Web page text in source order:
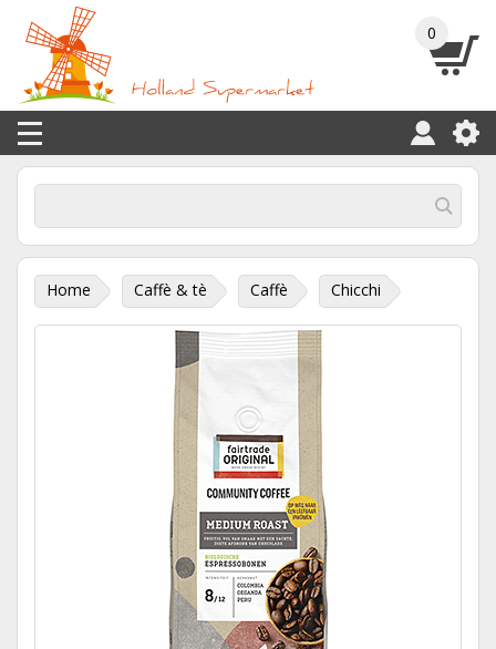
0
Home Caffè & tè Caffè Chicchi